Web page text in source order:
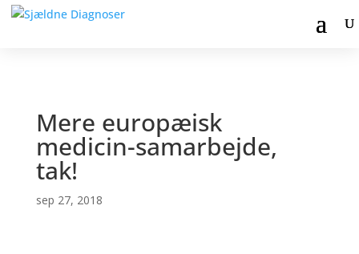
Mere europæisk
medicin-samarbejde,
tak!
sep 27, 2018